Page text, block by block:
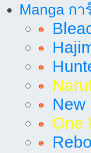
Manga กา
New
One